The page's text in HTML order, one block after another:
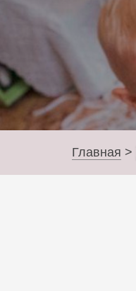
Главная >